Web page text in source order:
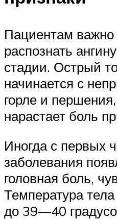
Пациентам важно
распознать
стадии. Острый
начинается с
горле и
нарастает боль
Иногда с первых
заболевания
головная боль,
Температура
до 39—40